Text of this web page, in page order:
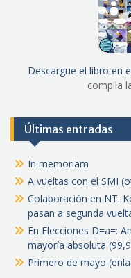
Descargue el libro en
compila
Últimas entradas
In memoriam
A vueltas con el SMI
Colaboración en NT:
pasan a segunda
En Elecciones D=a=:
mayoría absoluta
Primero de mayo